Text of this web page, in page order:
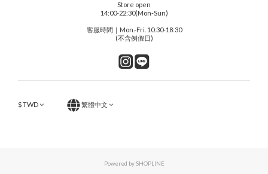
Store open
14:00-22:30(Mon-Sun)
客服時間｜Mon.-Fri. 10:30-18:30
(不含例假日)
$TWD 繁體中文
Powered by SHOPLINE